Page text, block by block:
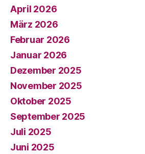
April 2026
März 2026
Februar 2026
Januar 2026
Dezember 2025
November 2025
Oktober 2025
September 2025
Juli 2025
Juni 2025